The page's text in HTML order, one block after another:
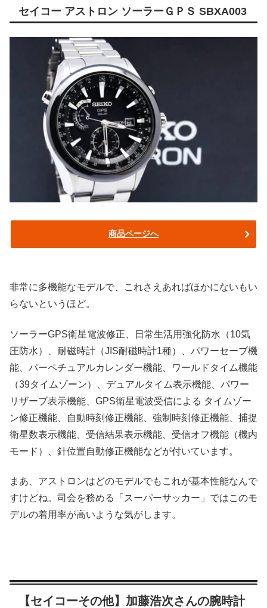
セイコー アストロン ソーラーＧＰＳ SBXA003
商品ページへ
非常に多機能なモデルで、これさえあればほかにないもい
らないというほど。
ソーラーGPS衛星電波修正、日常生活用強化防水（10気
圧防水）、耐磁時計（JIS耐磁時計1種）、パワーセーブ機
能、パーペチュアルカレンダー機能、ワールドタイム機能
（39タイムゾーン）、デュアルタイム表示機能、パワー
リザーブ表示機能、GPS衛星電波受信による タイムゾー
ン修正機能、自動時刻修正機能、強制時刻修正機能、捕捉
衛星数表示機能、受信結果表示機能、受信オフ機能（機内
モード）、針位置自動修正機能などが付いています。
まあ、アストロンはどのモデルでもこれが基本性能なんで
すけどね。司会を務める「スーパーサッカー」ではこのモ
デルの着用率が高いような気がします。
【セイコーその他】加藤浩次さんの腕時計